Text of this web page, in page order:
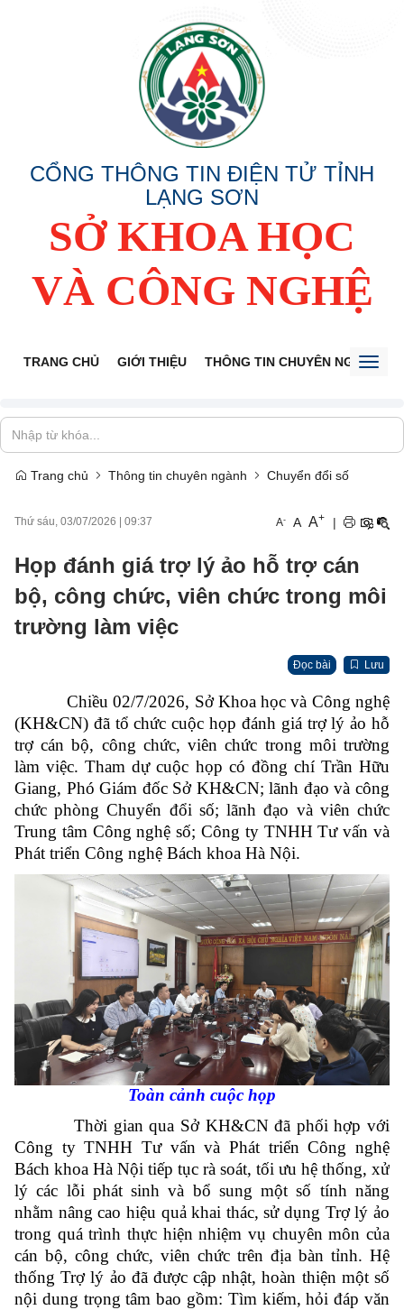
CỔNG THÔNG TIN ĐIỆN TỬ TỈNH
LẠNG SƠN
SỞ KHOA HỌC
VÀ CÔNG NGHỆ
TRANG CHỦ GIỚI THIỆU THÔNG TIN CHUYÊN NGÀNH
Trang chủ Thông tin chuyên ngành Chuyển đổi số
Thứ sáu, 03/07/2026 09:37 A- A A+ |
Họp đánh giá trợ lý ảo hỗ trợ cán
bộ, công chức, viên chức trong môi
trường làm việc
Đọc bài Lưu
Chiều 02/7/2026, Sở Khoa học và Công nghệ
(KH&CN) đã tổ chức cuộc họp đánh giá trợ lý ảo hỗ
trợ cán bộ, công chức, viên chức trong môi trường
làm việc. Tham dự cuộc họp có đồng chí Trần Hữu
Giang, Phó Giám đốc Sở KH&CN; lãnh đạo và công
chức phòng Chuyển đổi số; lãnh đạo và viên chức
Trung tâm Công nghệ số; Công ty TNHH Tư vấn và
Phát triển Công nghệ Bách khoa Hà Nội.
Toàn cảnh cuộc họp
Thời gian qua Sở KH&CN đã phối hợp với
Công ty TNHH Tư vấn và Phát triển Công nghệ
Bách khoa Hà Nội tiếp tục rà soát, tối ưu hệ thống, xử
lý các lỗi phát sinh và bổ sung một số tính năng
nhằm nâng cao hiệu quả khai thác, sử dụng Trợ lý ảo
trong quá trình thực hiện nhiệm vụ chuyên môn của
cán bộ, công chức, viên chức trên địa bàn tỉnh. Hệ
thống Trợ lý ảo đã được cập nhật, hoàn thiện một số
nội dung trọng tâm bao gồm: Tìm kiếm, hỏi đáp văn